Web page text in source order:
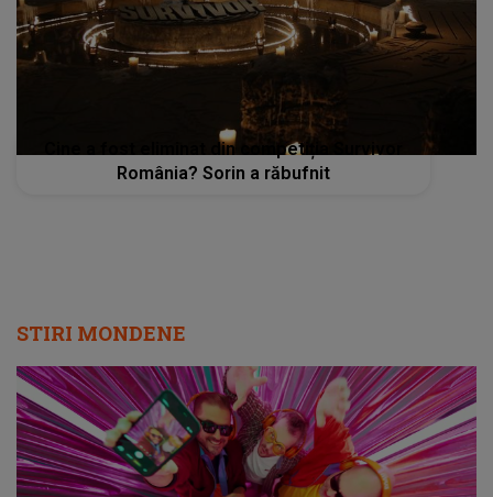
Cine a fost eliminat din competiția Survivor
România? Sorin a răbufnit
STIRI MONDENE